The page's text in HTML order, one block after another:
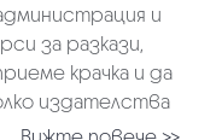
и
за разкази,
крачка и да
издателства